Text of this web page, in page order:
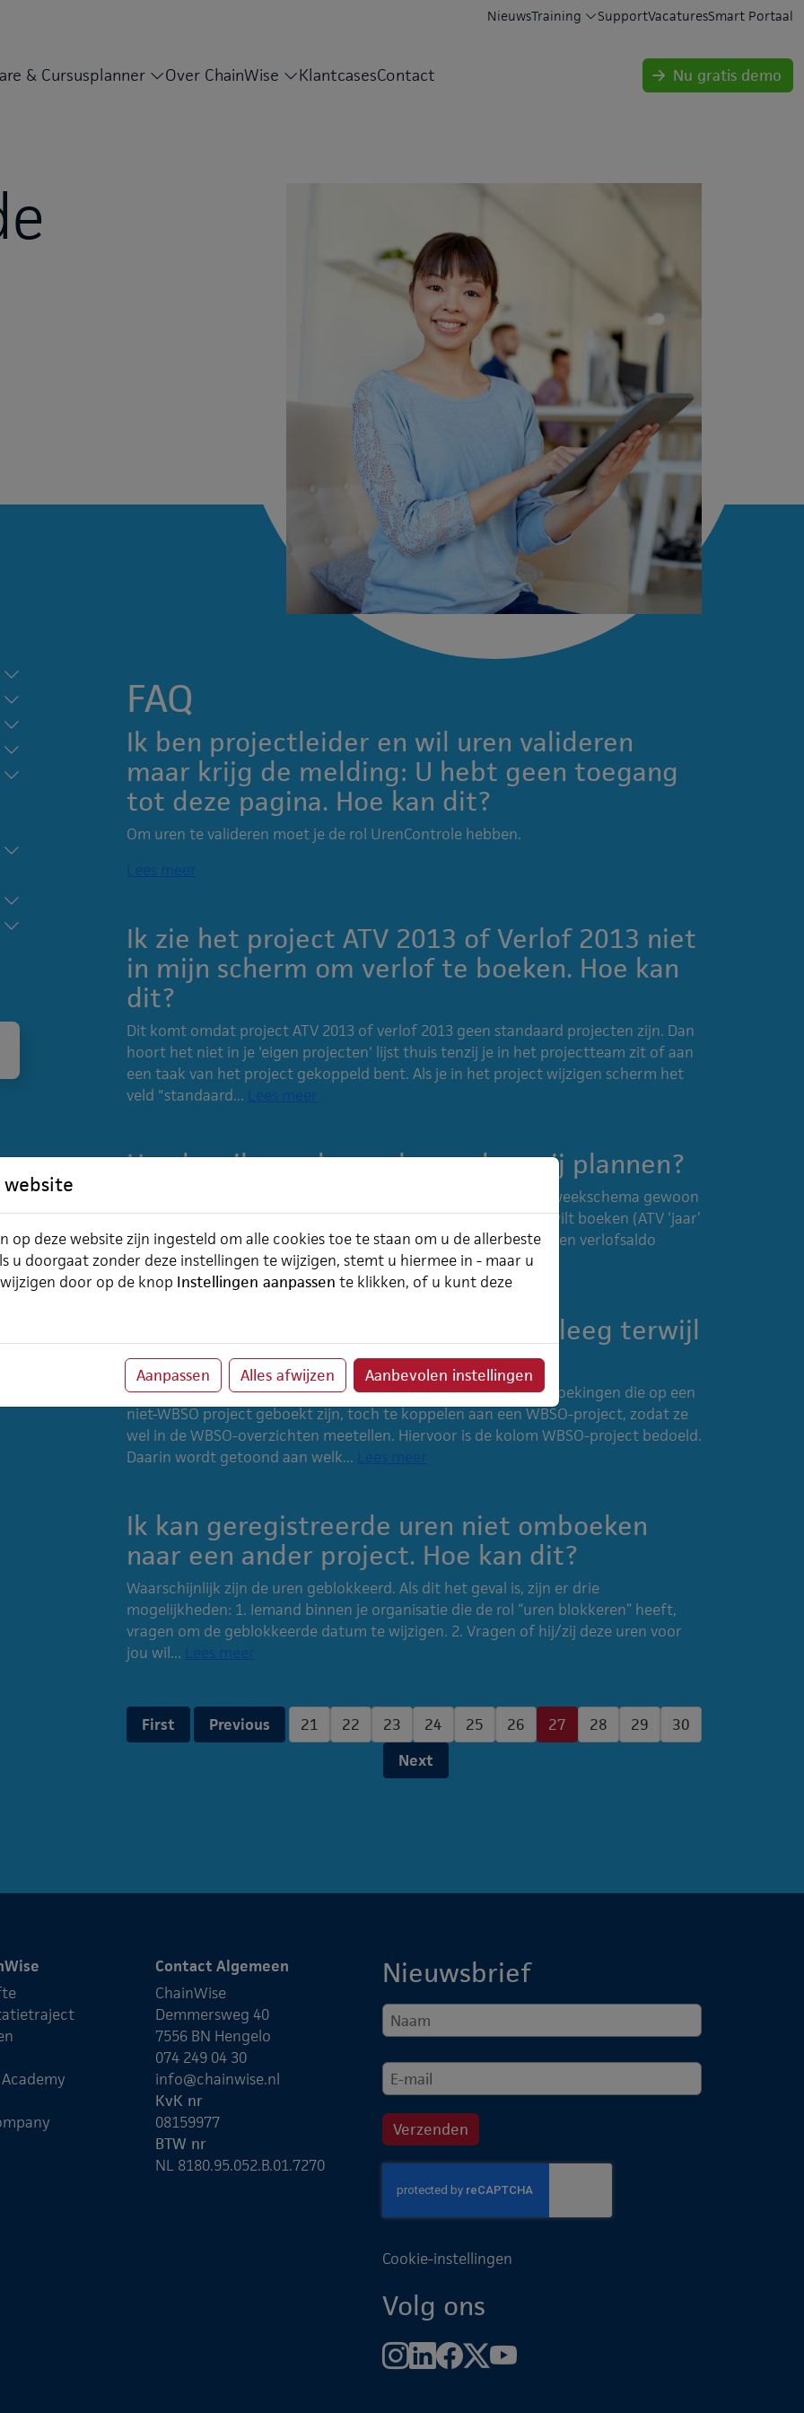
NieuwsTraining SupportVacaturesSmart Portaal
& Cursusplanner Over ChainWise KlantcasesContact Nu gratis demo
FAQ
Ik ben projectleider en wil uren valideren
maar krijg de melding: U hebt geen toegang
tot deze pagina. Hoe kan dit?
Om uren te valideren moet je de rol UrenControle hebben.
Lees meer
Ik zie het project ATV 2013 of Verlof 2013 niet
in mijn scherm om verlof te boeken. Hoe kan
dit?
Dit komt omdat project ATV 2013 of verlof 2013 geen standaard projecten zijn. Dan
hoort het niet in je 'eigen projecten' lijst thuis tenzij je in het projectteam zit of aan
een taak van het project gekoppeld bent. Als je in het project wijzigen scherm het
veld "standaard... Lees meer
Hoe kan ik om de week een dag vrij plannen?
Je moet bij de werknemer-gegevens (beheer-werknemers) als weekschema gewoon
40 uur invullen.Vervolgens op het beheerproject waarop je dit wilt boeken (ATV ‘jaar’
of Verlof ‘jaar’) voor deze werknemer het juiste aantal uren in een verlofsaldo
toevoegen....Lees meer
Waarom is de kolom WSBO project leeg terwijl
het project een WSBO project is?
Wij hebben in ChainWise de mogelijkheid ingebouwd om urenboekingen die op een
niet-WBSO project geboekt zijn, toch te koppelen aan een WBSO-project, zodat ze
wel in de WBSO-overzichten meetellen. Hiervoor is de kolom WBSO-project bedoeld.
Daarin wordt getoond aan welk... Lees meer
Ik kan geregistreerde uren niet omboeken
naar een ander project. Hoe kan dit?
Waarschijnlijk zijn de uren geblokkeerd. Als dit het geval is, zijn er drie
mogelijkheden: 1. Iemand binnen je organisatie die de rol “uren blokkeren” heeft,
vragen om de geblokkeerde datum te wijzigen. 2. Vragen of hij/zij deze uren voor
jou wil... Lees meer
First Previous 21 22 23 24 25 26 27 28 29
30
Next
Contact Algemeen
ChainWise
Demmersweg 40
7556 BN Hengelo
074 249 04 30
info@chainwise.nl
KvK nr
08159977
BTW nr
NL 8180.95.052.B.01.7270
Nieuwsbrief
Cookie-instellingen
website
op deze website zijn ingesteld om alle cookies toe te staan om u de allerbeste
u doorgaat zonder deze instellingen te wijzigen, stemt u hiermee in - maar u
door op de knop Instellingen aanpassen te klikken, of u kunt deze
Aanpassen Alles afwijzen Aanbevolen instellingen
Volg ons